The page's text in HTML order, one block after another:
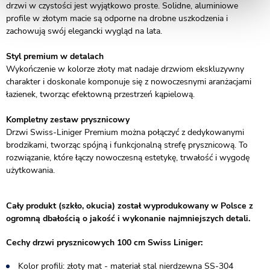
drzwi w czystości jest wyjątkowo proste. Solidne, aluminiowe
profile w złotym macie są odporne na drobne uszkodzenia i
zachowują swój elegancki wygląd na lata.
Styl premium w detalach
Wykończenie w kolorze złoty mat nadaje drzwiom ekskluzywny
charakter i doskonale komponuje się z nowoczesnymi aranżacjami
łazienek, tworząc efektowną przestrzeń kąpielową.
Kompletny zestaw prysznicowy
Drzwi Swiss-Liniger Premium można połączyć z dedykowanymi
brodzikami, tworząc spójną i funkcjonalną strefę prysznicową. To
rozwiązanie, które łączy nowoczesną estetykę, trwałość i wygodę
użytkowania.
Cały produkt (szkło, okucia) został wyprodukowany w Polsce z
ogromną dbałością o jakość i wykonanie najmniejszych detali.
Cechy drzwi prysznicowych 100 cm Swiss Liniger:
Kolor profili: złoty mat - materiał stal nierdzewna SS-304